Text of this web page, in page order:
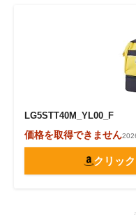
LG5STT40M_YL00_F
価格を取得できません
クリッ